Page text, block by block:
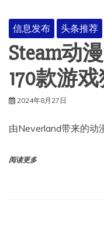
信息发布 头条推荐
Steam动
170款游
2024年8月27日
由Neverland带来的动
阅读更多